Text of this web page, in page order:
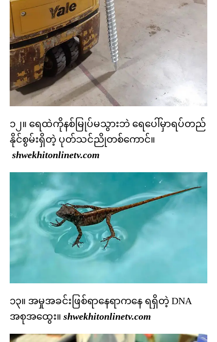
၁၂။ ရေထဲကိုနစ်မြုပ်မသွားဘဲ ရေပေါ်မှာရပ်တည်
နိုင်စွမ်းရှိတဲ့ ပုတ်သင်ညိုတစ်ကောင်။
shwekhitonlinetv.com
၁၃။ အမှုအခင်းဖြစ်ရာနေရာကနေ ရရှိတဲ့ DNA
အစုအထွေး။ shwekhitonlinetv.com